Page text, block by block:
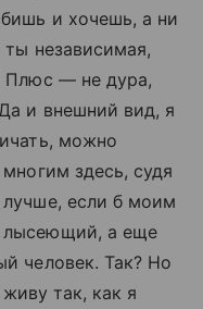
и хочешь, а ни
независимая,
Плюс — не дура,
и внешний вид, я
можно
здесь, судя
если б моим
лысеющий, а еще
человек. Так? Но
так, как я